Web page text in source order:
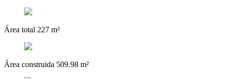
Área total 227 m²
Área construida 509.98 m²